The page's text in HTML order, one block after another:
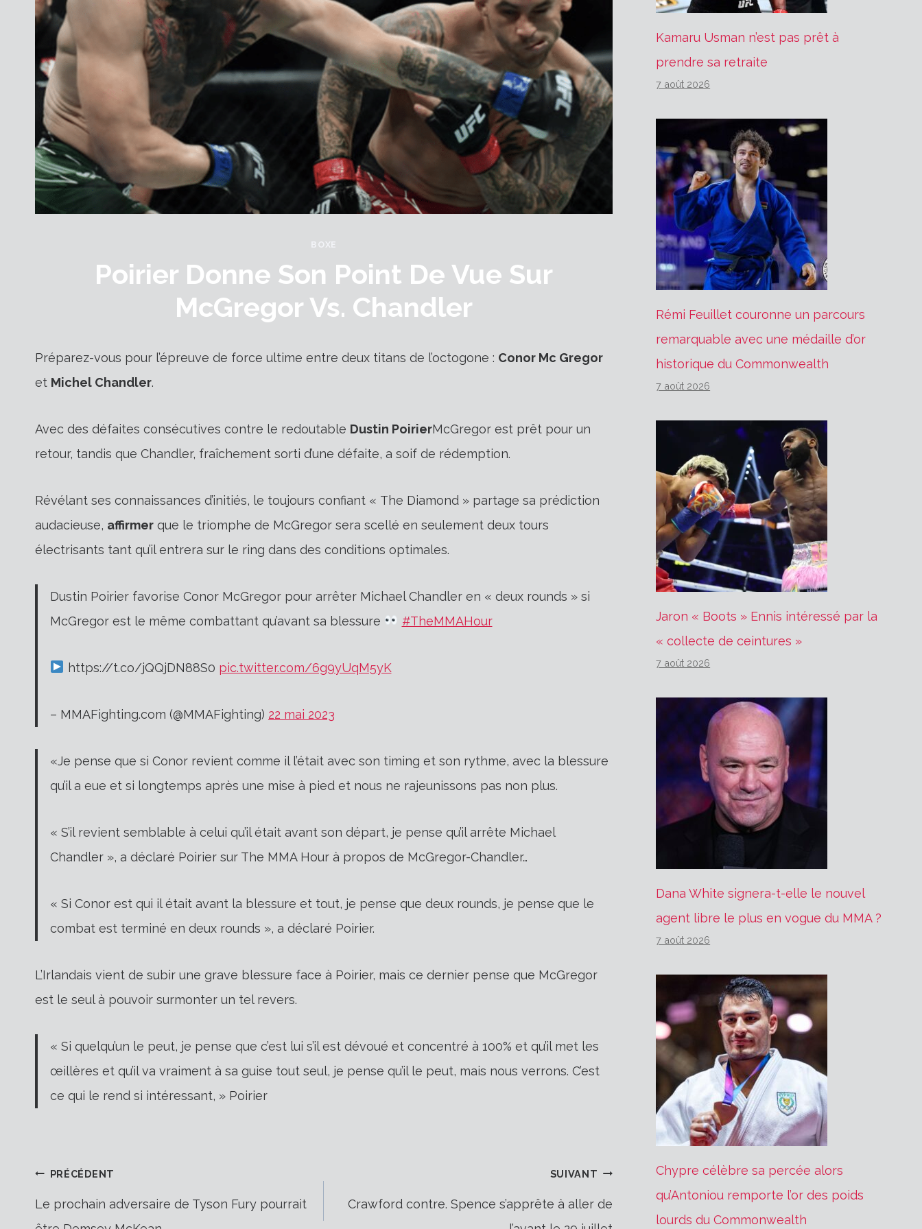
BOXE
Poirier Donne Son Point De Vue Sur
McGregor Vs. Chandler
Préparez-vous pour l’épreuve de force ultime entre deux titans de l’octogone : Conor Mc Gregor
et Michel Chandler.
Avec des défaites consécutives contre le redoutable Dustin PoirierMcGregor est prêt pour un
retour, tandis que Chandler, fraîchement sorti d’une défaite, a soif de rédemption.
Révélant ses connaissances d’initiés, le toujours confiant « The Diamond » partage sa prédiction
audacieuse, affirmer que le triomphe de McGregor sera scellé en seulement deux tours
électrisants tant qu’il entrera sur le ring dans des conditions optimales.
Dustin Poirier favorise Conor McGregor pour arrêter Michael Chandler en « deux rounds » si
McGregor est le même combattant qu’avant sa blessure
#TheMMAHour
https://t.co/jQQjDN88S0 pic.twitter.com/6g9yUqM5yK
– MMAFighting.com (@MMAFighting) 22 mai 2023
«Je pense que si Conor revient comme il l’était avec son timing et son rythme, avec la blessure
qu’il a eue et si longtemps après une mise à pied et nous ne rajeunissons pas non plus.
« S’il revient semblable à celui qu’il était avant son départ, je pense qu’il arrête Michael
Chandler », a déclaré Poirier sur The MMA Hour à propos de McGregor-Chandler…
« Si Conor est qui il était avant la blessure et tout, je pense que deux rounds, je pense que le
combat est terminé en deux rounds », a déclaré Poirier.
L’Irlandais vient de subir une grave blessure face à Poirier, mais ce dernier pense que McGregor
est le seul à pouvoir surmonter un tel revers.
« Si quelqu’un le peut, je pense que c’est lui s’il est dévoué et concentré à 100% et qu’il met les
œillères et qu’il va vraiment à sa guise tout seul, je pense qu’il le peut, mais nous verrons. C’est
ce qui le rend si intéressant, » Poirier
Navigation
PRÉCÉDENT
Le prochain adversaire de Tyson Fury pourrait
SUIVANT
Crawford contre. Spence s’apprête à aller de
Kamaru Usman n’est pas prêt à
prendre sa retraite
7 août 2026
Rémi Feuillet couronne un parcours
remarquable avec une médaille d’or
historique du Commonwealth
7 août 2026
Jaron « Boots » Ennis intéressé par la
« collecte de ceintures »
7 août 2026
Dana White signera-t-elle le nouvel
agent libre le plus en vogue du MMA ?
7 août 2026
Chypre célèbre sa percée alors
qu’Antoniou remporte l’or des poids
lourds du Commonwealth